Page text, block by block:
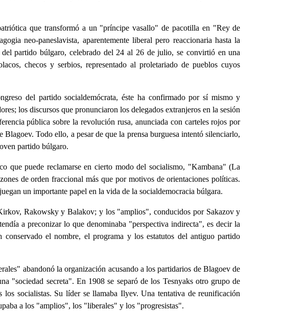
que transformó a un "príncipe vasallo" de pacotilla en "Rey de
neo-paneslavista, aparentemente liberal pero reaccionaria hasta la
partido búlgaro, celebrado del 24 al 26 de julio, se convirtió en una
checos y serbios, representado al proletariado de pueblos cuyos
del partido socialdemócrata, éste ha confirmado por sí mismo y
los discursos que pronunciaron los delegados extranjeros en la sesión
pública sobre la revolución rusa, anunciada con carteles rojos por
Todo ello, a pesar de que la prensa burguesa intentó silenciarlo,
partido búlgaro.
que puede reclamarse en cierto modo del socialismo, "Kambana" (La
de orden fraccional más que por motivos de orientaciones políticas.
un importante papel en la vida de la socialdemocracia búlgara.
Rakowsky y Balakov; y los "amplios", conducidos por Sakazov y
a preconizar lo que denominaba "perspectiva indirecta", es decir la
el nombre, el programa y los estatutos del antiguo partido
abandonó la organización acusando a los partidarios de Blagoev de
"sociedad secreta". En 1908 se separó de los Tesnyaks otro grupo de
socialistas. Su líder se llamaba Ilyev. Una tentativa de reunificación
a los "amplios", los "liberales" y los "progresistas".